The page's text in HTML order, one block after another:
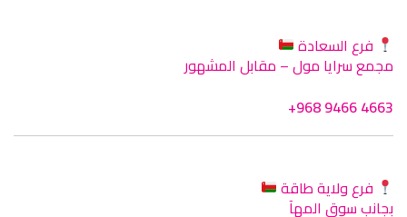
فرع السعادة
مجمع سرايا مول – مقابل المشهور
+968 9466 4663
فرع ولاية طاقة
بجانب سوق المهآ